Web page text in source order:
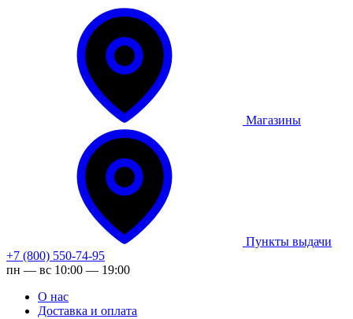
Магазины
Пункты выдачи
+7 (800) 550-74-95
пн — вс 10:00 — 19:00
О нас
Доставка и оплата